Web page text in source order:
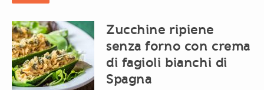
Zucchine ripiene
senza forno con crema
di fagioli bianchi di
Spagna